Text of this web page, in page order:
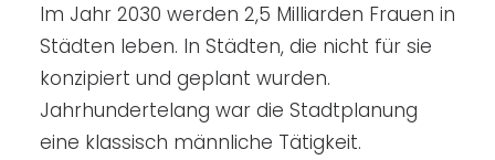
Im Jahr 2030 werden 2,5 Milliarden Frauen in
Städten leben. In Städten, die nicht für sie
konzipiert und geplant wurden.
Jahrhundertelang war die Stadtplanung
eine klassisch männliche Tätigkeit.